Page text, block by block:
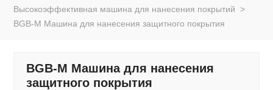
Высокоэффективная машина для нанесения покрытий >
BGB-M Машина для нанесения защитного покрытия
BGB-M Машина для нанесения
защитного покрытия